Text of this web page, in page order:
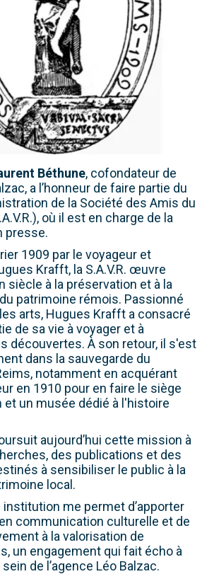
Béthune, cofondateur de
a l’honneur de faire partie du
de la Société des Amis du
où il est en charge de la
presse.
1909 par le voyageur et
Krafft, la S.A.V.R. œuvre
siècle à la préservation et à la
patrimoine rémois. Passionné
arts, Hugues Krafft a consacré
de sa vie à voyager et à
découvertes. À son retour, il s'est
dans la sauvegarde du
notamment en acquérant
en 1910 pour en faire le siège
et un musée dédié à l'histoire
aujourd’hui cette mission à
des publications et des
à sensibiliser le public à la
local.
me permet d’apporter
communication culturelle et de
à la valorisation de
un engagement qui fait écho à
de l’agence Léo Balzac.